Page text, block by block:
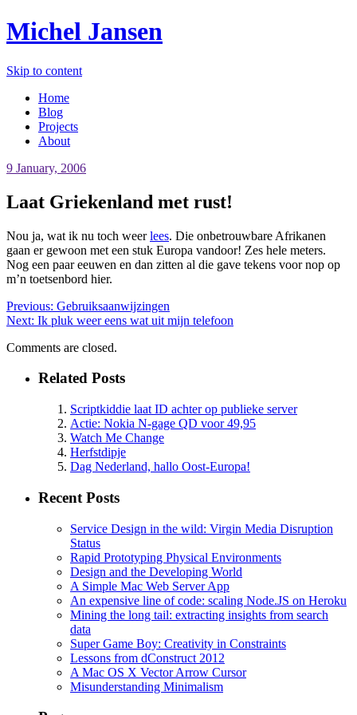
Michel Jansen
Skip to content
Home
Blog
Projects
About
9 January, 2006
Laat Griekenland met rust!
Nou ja, wat ik nu toch weerlees. Die onbetrouwbare Afrikanen
gaan er gewoon met een stuk Europa vandoor! Zes hele meters.
Nog een paar eeuwen en dan zitten al die gave tekens voor nop op
m’n toetsenbord hier.
Previous: Gebruiksaanwijzingen
Next: Ik pluk weer eens wat uit mijn telefoon
Comments are closed.
Related Posts
Scriptkiddie laat ID achter op publieke server
Actie: Nokia N-gage QD voor 49,95
Watch Me Change
Herfstdipje
Dag Nederland, hallo Oost-Europa!
Recent Posts
Service Design in the wild: Virgin Media Disruption
Status
Rapid Prototyping Physical Environments
Design and the Developing World
A Simple Mac Web Server App
An expensive line of code: scaling Node.JS on Heroku
Mining the long tail: extracting insights from search
data
Super Game Boy: Creativity in Constraints
Lessons from dConstruct 2012
A Mac OS X Vector Arrow Cursor
Misunderstanding Minimalism